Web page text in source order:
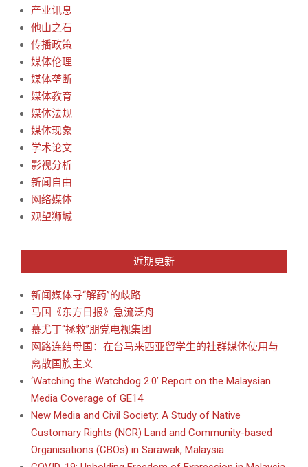
产业讯息
他山之石
传播政策
媒体伦理
媒体垄断
媒体教育
媒体法规
媒体现象
学术论文
影视分析
新闻自由
网络媒体
观望狮城
近期更新
新闻媒体寻“解药”的歧路
马国《东方日报》急流泛舟
慕尤丁“拯救”朋党电视集团
网路连结母国：在台马来西亚留学生的社群媒体使用与
离散国族主义
‘Watching the Watchdog 2.0’ Report on the Malaysian
Media Coverage of GE14
New Media and Civil Society: A Study of Native
Customary Rights (NCR) Land and Community-based
Organisations (CBOs) in Sarawak, Malaysia